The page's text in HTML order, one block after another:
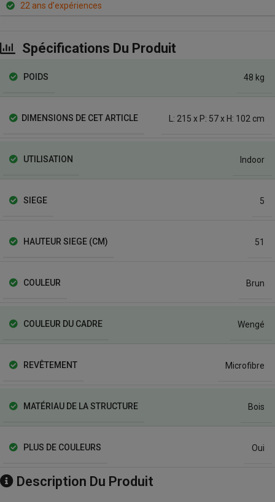
22 ans d’expériences
Spécifications Du Produit
POIDS 48 kg
DIMENSIONS DE CET ARTICLE L: 215 x P: 57 x H: 102 cm
UTILISATION Indoor
SIEGE 5
HAUTEUR SIEGE (CM) 51
COULEUR Brun
COULEUR DU CADRE Wengé
REVÊTEMENT Microfibre
MATÉRIAU DE LA STRUCTURE Bois
PLUS DE COULEURS Oui
Description Du Produit